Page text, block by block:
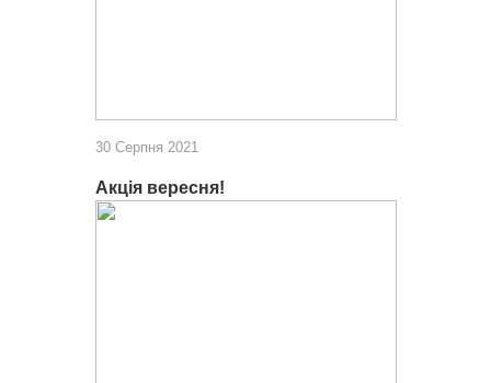
30 Серпня 2021
Акція вересня!